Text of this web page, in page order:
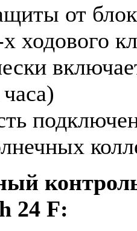
от
ходового
24 F: